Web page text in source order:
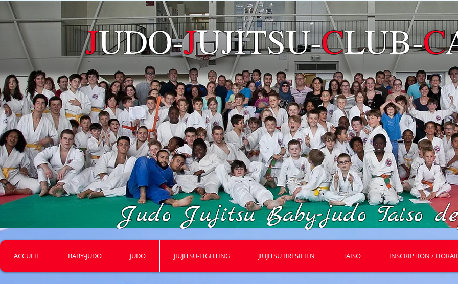
JUDO-JUJITSU-CLUB-C
Judo Jujitsu Baby-judo Taiso
ACCUEIL BABY-JUDO JUDO JIUJITSU-FIGHTING JIUJITSU BRESILIEN TAISO INSCRIPTION /